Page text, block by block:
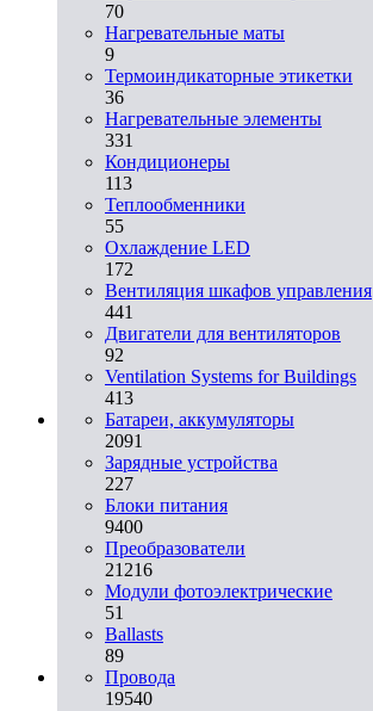
70
Нагревательные маты
9
Термоиндикаторные этикетки
36
Нагревательные элементы
331
Кондиционеры
113
Теплообменники
55
Охлаждение LED
172
Вентиляция шкафов управления
441
Двигатели для вентиляторов
92
Ventilation Systems for Buildings
413
Батареи, аккумуляторы
2091
Зарядные устройства
227
Блоки питания
9400
Преобразователи
21216
Модули фотоэлектрические
51
Ballasts
89
Провода
19540